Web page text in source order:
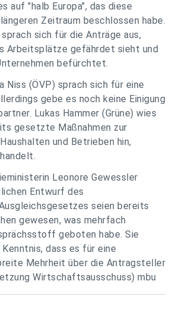
auf "halb Europa", das diese
Zeitraum beschlossen habe.
sich für die Anträge aus,
Arbeitsplätze gefährdet sieht und
befürchtet.
Niss (ÖVP) sprach sich für eine
gebe es noch keine Einigung
Lukas Hammer (Grüne) wies
gesetzte Maßnahmen zur
und Betrieben hin,
Leonore Gewessler
Entwurf des
seien bereits
gewesen, was mehrfach
geboten habe. Sie
Kenntnis, dass es für eine
Mehrheit über die Antragsteller
Wirtschaftsausschuss) mbu